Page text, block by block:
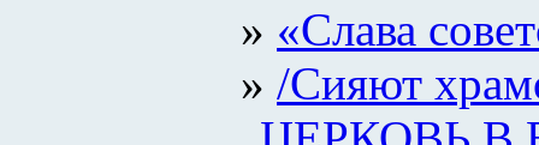
«Слава
/Сияют